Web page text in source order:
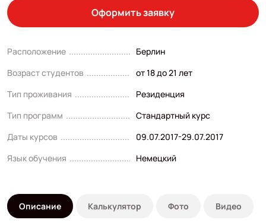
Оформить заявку
Расположение
Берлин
Возраст студентов
от 18 до 21 лет
Тип проживания
Резиденция
Тип программ
Стандартный курс
Даты курсов
09.07.2017-29.07.2017
Язык обучения
Немецкий
Описание Калькулятор Фото Видео